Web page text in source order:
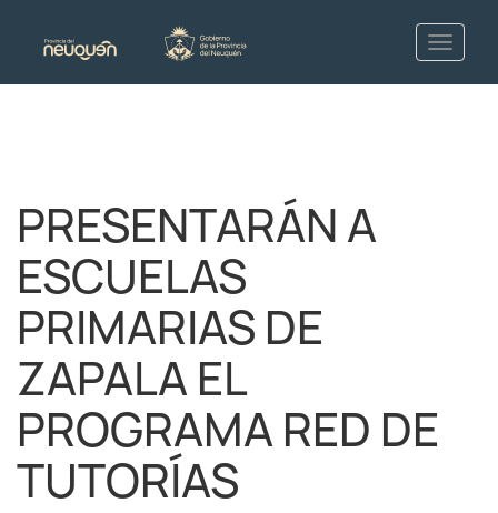
PRESENTARÁN A
ESCUELAS
PRIMARIAS DE
ZAPALA EL
PROGRAMA RED DE
TUTORÍAS